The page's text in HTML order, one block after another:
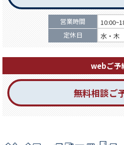
営業時間
定休日
水・木
webご予
無料相談ご